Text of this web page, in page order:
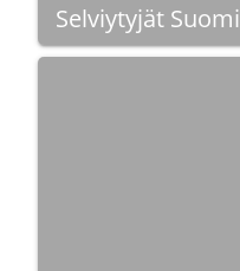
Selviytyjät Suomi